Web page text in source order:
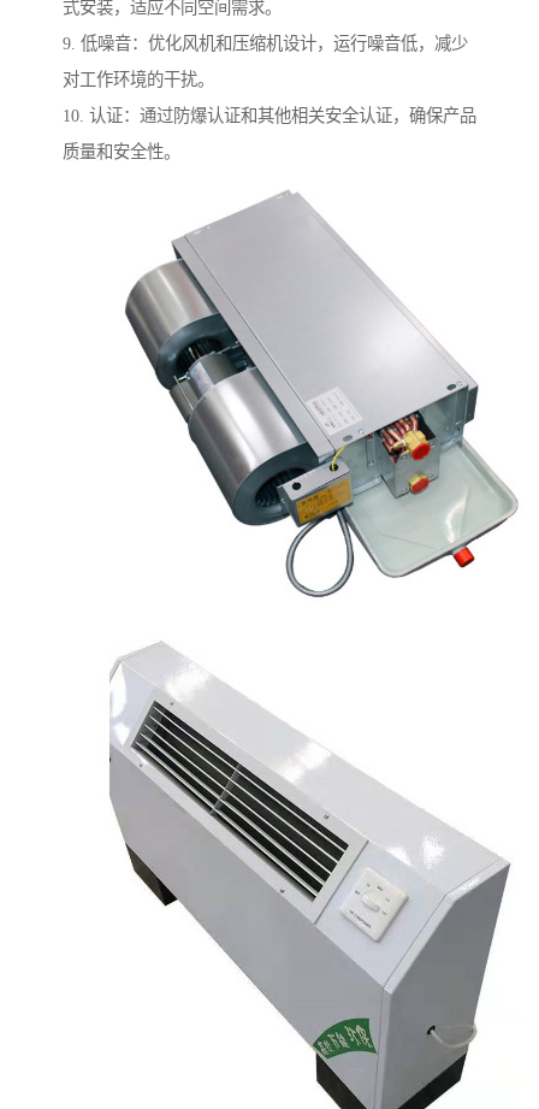
式安装，适应不同空间需求。
9. 低噪音：优化风机和压缩机设计，运行噪音低，减少
对工作环境的干扰。
10. 认证：通过防爆认证和其他相关安全认证，确保产品
质量和安全性。